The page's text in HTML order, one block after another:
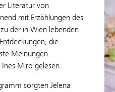
Literatur von
mit Erzählungen des
der in Wien lebenden
die
Meinungen
Miro gelesen.
sorgten Jelena